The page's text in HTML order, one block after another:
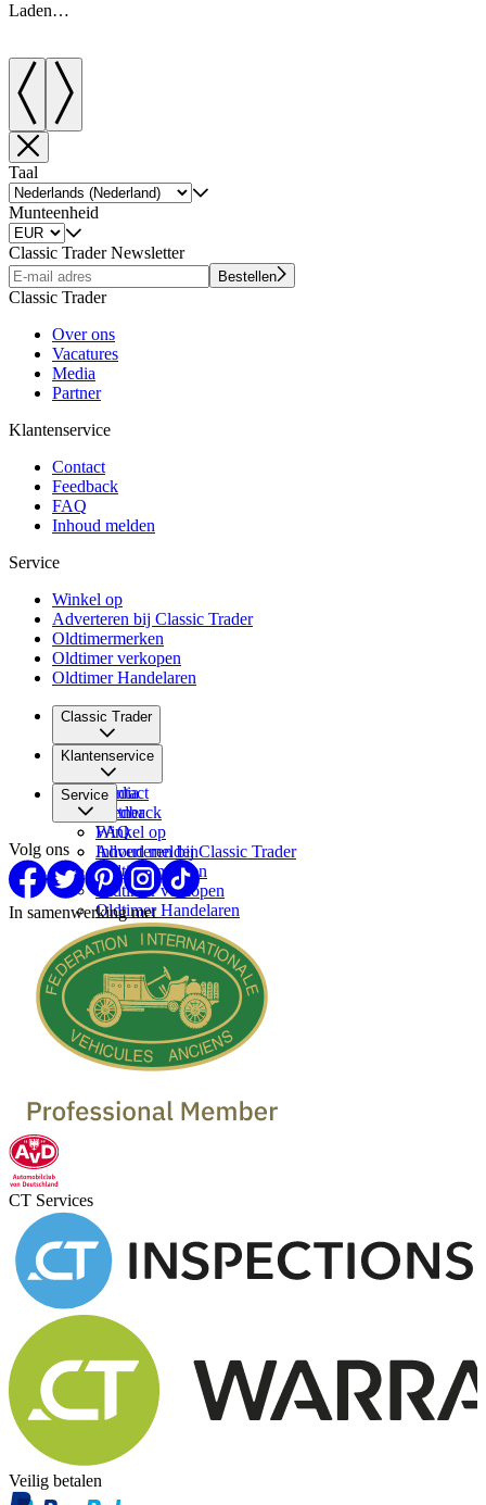
Laden…
Taal
Munteenheid
Classic Trader Newsletter
Bestellen
Classic Trader
Over ons
Vacatures
Media
Partner
Klantenservice
Contact
Feedback
FAQ
Inhoud melden
Service
Winkel op
Adverteren bij Classic Trader
Oldtimermerken
Oldtimer verkopen
Oldtimer Handelaren
Classic Trader
Over ons
Vacatures
Media
Partner
Klantenservice
Contact
Feedback
FAQ
Inhoud melden
Service
Winkel op
Adverteren bij Classic Trader
Oldtimermerken
Oldtimer verkopen
Oldtimer Handelaren
Volg ons
In samenwerking met
CT Services
Veilig betalen